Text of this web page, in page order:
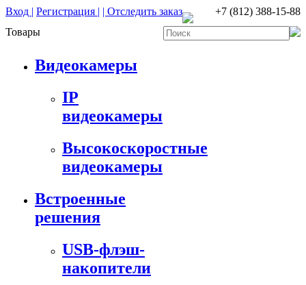
Вход | Регистрация | | Отследить заказ
+7 (812) 388-15-88
Товары
Видеокамеры
IP
видеокамеры
Высокоскоростные
видеокамеры
Встроенные
решения
USB-флэш-
накопители